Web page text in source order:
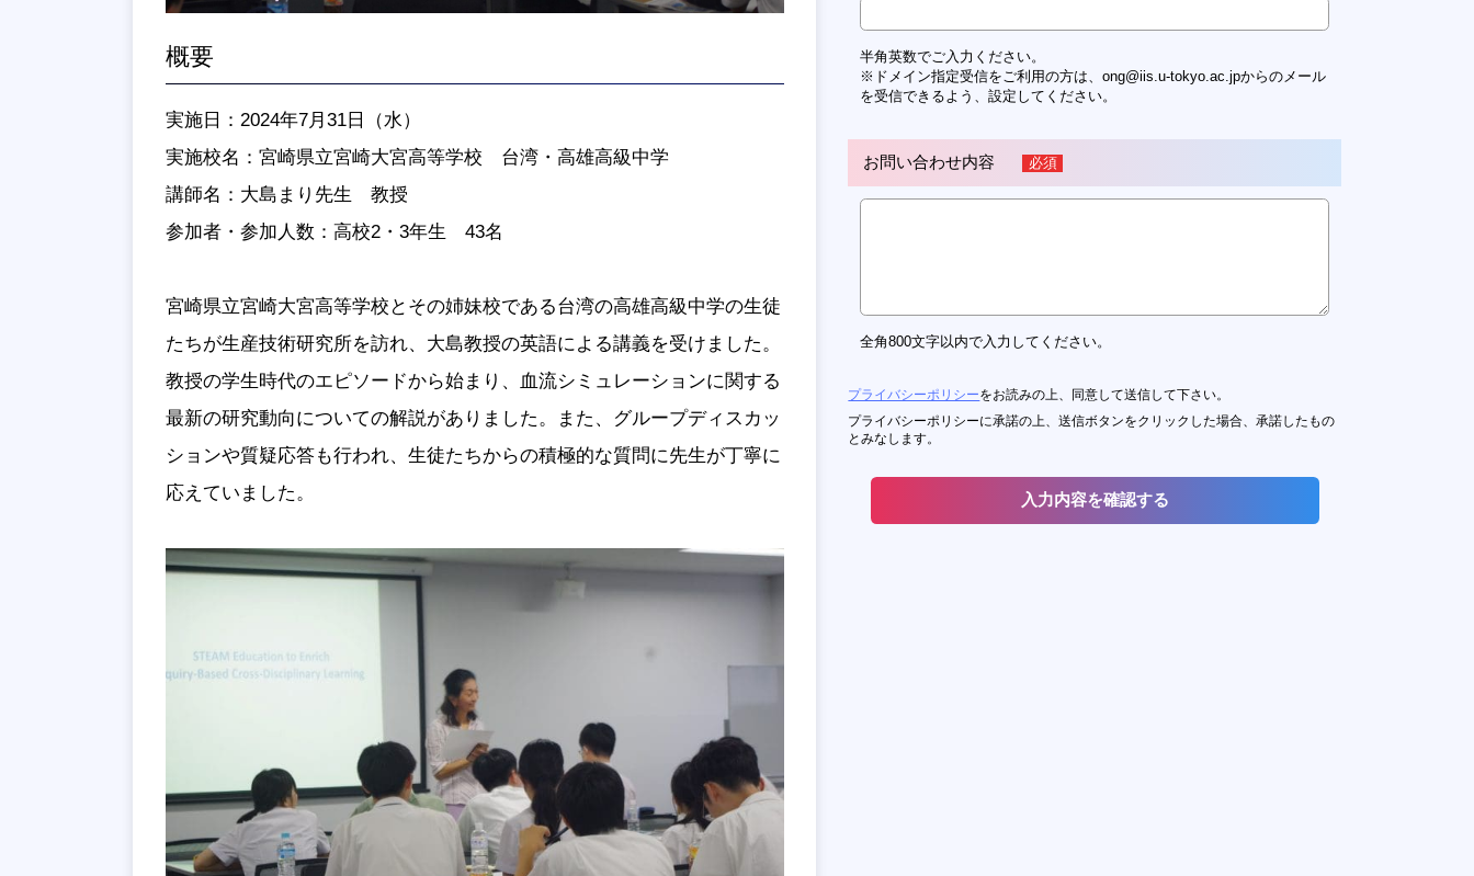
概要
実施日： 2024年7月 31日（水）
実施校名：宮崎県立宮崎大宮高等学校 台湾・高雄高級中学
講師名：大島まり先生 教授
参加者・参加人数： 高校2・3年生 43名
宮崎県立宮崎大宮高等学校とその姉妹校である台湾の高雄高級中学の生徒
たちが生産技術研究所を訪れ、大島教授の英語による講義を受けました。
教授の学生時代のエピソードから始まり、血流シミュレーションに関する
最新の研究動向についての解説がありました。また、グループディスカッ
ションや質疑応答も行われ、生徒たちからの積極的な質問に先生が丁寧に
応えていました。
半角英数でご入力ください。
※ドメイン指定受信をご利用の方は、ong@iis.u-tokyo.ac.jpからのメール
を受信できるよう、設定してください。
お問い合わせ内容 必須
全角800文字以内で入力してください。
プライバシーポリシーをお読みの上、同意して送信して下さい。
プライバシーポリシーに承諾の上、送信ボタンをクリックした場合、承諾したもの
とみなします。